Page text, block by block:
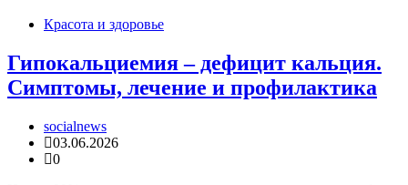
Красота и здоровье
Гипокальциемия – дефицит кальция.
Симптомы, лечение и профилактика
socialnews
03.06.2026
0